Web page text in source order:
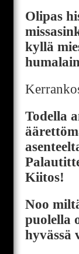
Olipas
kyllä
Todella
Kiitos!
Noo
puolella
hyvässä